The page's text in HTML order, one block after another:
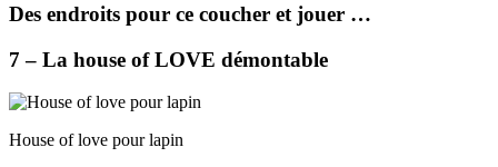
Des endroits pour ce coucher et jouer …
7 – La house of LOVE démontable
House of love pour lapin